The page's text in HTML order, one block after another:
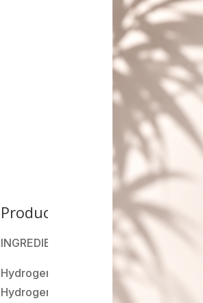
Product Details
INGREDIENTES:
Hydrogenated Palm Kernel Glycerides,
Hydrogenated Palm Glycerides,